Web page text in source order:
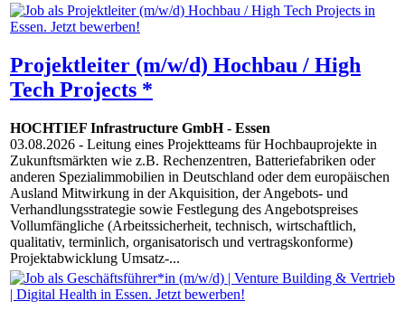
Projektleiter (m/w/d) Hochbau / High
Tech Projects *
HOCHTIEF Infrastructure GmbH- Essen
03.08.2026 - Leitung eines Projektteams für Hochbauprojekte in
Zukunftsmärkten wie z.B. Rechenzentren, Batteriefabriken oder
anderen Spezialimmobilien in Deutschland oder dem europäischen
Ausland Mitwirkung in der Akquisition, der Angebots- und
Verhandlungsstrategie sowie Festlegung des Angebotspreises
Vollumfängliche (Arbeitssicherheit, technisch, wirtschaftlich,
qualitativ, terminlich, organisatorisch und vertragskonforme)
Projektabwicklung Umsatz-...